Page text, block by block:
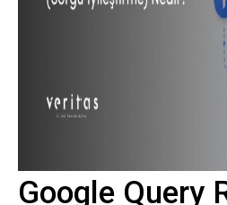
Google Query